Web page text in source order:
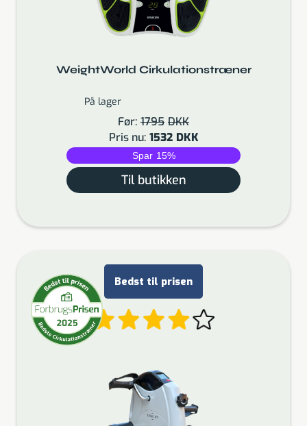
WeightWorld Cirkulationstræner
På lager
Før: 1795 DKK
Pris nu: 1532 DKK
Spar 15%
Til butikken
Bedst til prisen